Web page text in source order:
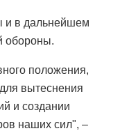
и в дальнейшем
обороны.
положения,
вытеснения
и создании
наших сил", –